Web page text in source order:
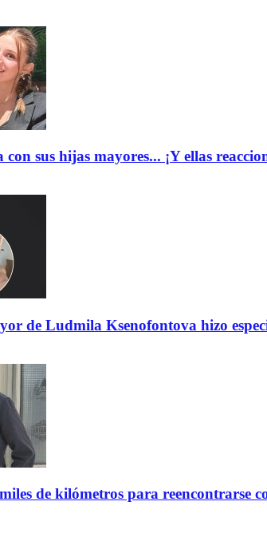
sus hijas mayores... ¡Y ellas
de Ludmila Ksenofontova hizo
de kilómetros para reencontrarse